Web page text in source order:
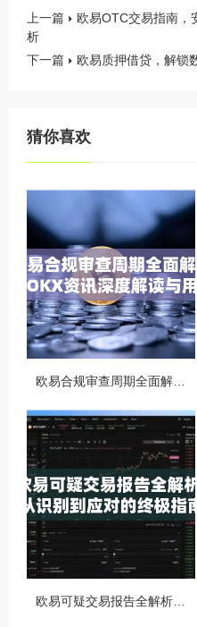
上一篇
欧易OTC交易指南，
析
下一篇
欧易质押借贷，解锁
猜你喜欢